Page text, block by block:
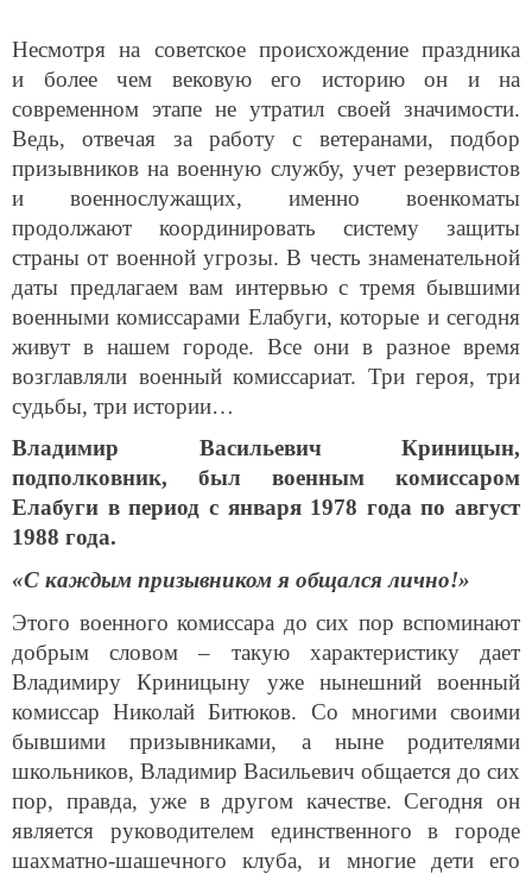
Несмотря на советское происхождение праздника
и более чем вековую его историю он и на
современном этапе не утратил своей значимости.
Ведь, отвечая за работу с ветеранами, подбор
призывников на военную службу, учет резервистов
и военнослужащих, именно военкоматы
продолжают координировать систему защиты
страны от военной угрозы. В честь знаменательной
даты предлагаем вам интервью с тремя бывшими
военными комиссарами Елабуги, которые и сегодня
живут в нашем городе. Все они в разное время
возглавляли военный комиссариат. Три героя, три
судьбы, три истории…
Владимир Васильевич Криницын,
подполковник, был военным комиссаром
Елабуги в период с января 1978 года по август
1988 года.
«С каждым призывником я общался лично!»
Этого военного комиссара до сих пор вспоминают
добрым словом – такую характеристику дает
Владимиру Криницыну уже нынешний военный
комиссар Николай Битюков. Со многими своими
бывшими призывниками, а ныне родителями
школьников, Владимир Васильевич общается до сих
пор, правда, уже в другом качестве. Сегодня он
является руководителем единственного в городе
шахматно-шашечного клуба, и многие дети его